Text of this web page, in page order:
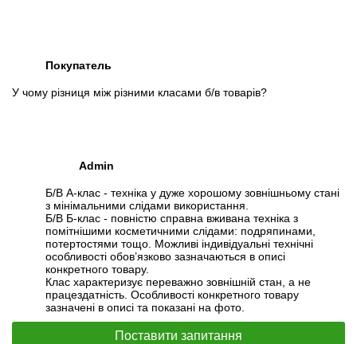
Покупатель
У чому різниця між різними класами б/в товарів?
Admin
Б/В А-клас - техніка у дуже хорошому зовнішньому стані
з мінімальними слідами використання.
Б/В Б-клас - повністю справна вживана техніка з
помітнішими косметичними слідами: подряпинами,
потертостями тощо. Можливі індивідуальні технічні
особливості обов’язково зазначаються в описі
конкретного товару.
Клас характеризує переважно зовнішній стан, а не
працездатність. Особливості конкретного товару
зазначені в описі та показані на фото.
Поставити запитання